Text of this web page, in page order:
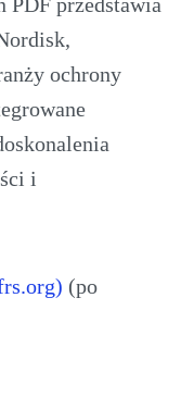
ochrony
i
(po